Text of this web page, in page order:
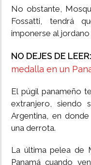
No obstante,
Fossatti, tendrá
imponerse al
NO DEJES DE LEER:
medalla en un
El púgil panameño
extranjero, siendo
Argentina, en
una derrota.
La última pelea de
Panamá cuando